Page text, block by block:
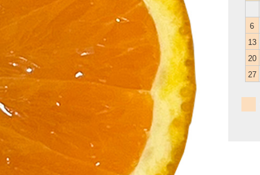
6
13
20
27